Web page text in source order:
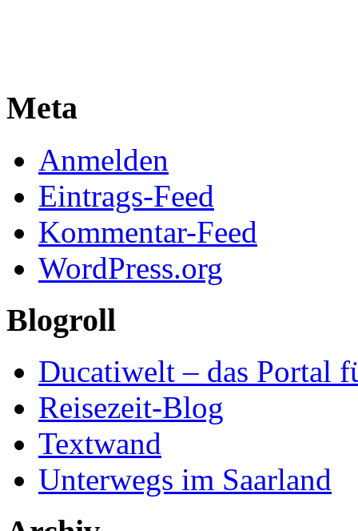
Meta
Anmelden
Eintrags-Feed
Kommentar-Feed
WordPress.org
Blogroll
Ducatiwelt – das Portal
Reisezeit-Blog
Textwand
Unterwegs im Saarland